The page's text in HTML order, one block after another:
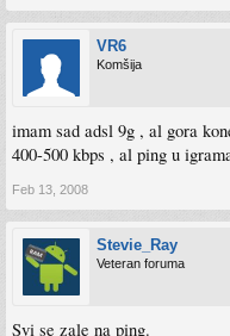
VR6
Komšija
imam sad adsl 9g , al gora
400-500 kbps , al ping u
Feb 13, 2008
Stevie_Ray
Veteran foruma
Svi se zale na ping.